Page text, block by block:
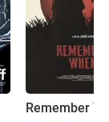
Remember